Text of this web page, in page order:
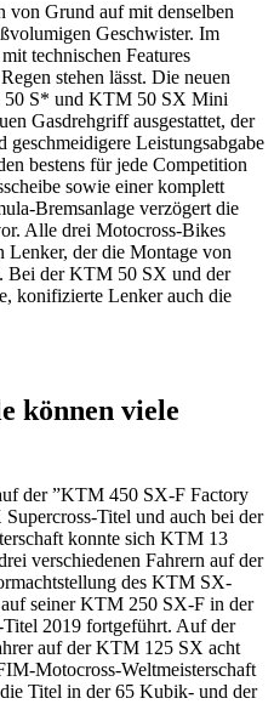
Grund auf mit denselben
Geschwister. Im
technischen Features
stehen lässt. Die neuen
S* und KTM 50 SX Mini
Gasdrehgriff ausgestattet, der
geschmeidigere Leistungsabgabe
bestens für jede Competition
sowie einer komplett
Bremsanlage verzögert die
Alle drei Motocross-Bikes
Lenker, der die Montage von
der KTM 50 SX und der
konifizierte Lenker auch die
können viele
der ”KTM 450 SX-F Factory
Titel und auch bei der
konnte sich KTM 13
verschiedenen Fahrern auf der
des KTM SX-
seiner KTM 250 SX-F in der
2019 fortgeführt. Auf der
auf der KTM 125 SX acht
Motocross-Weltmeisterschaft
Titel in der 65 Kubik- und der